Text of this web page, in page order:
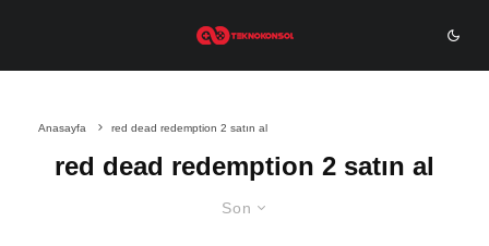
Anasayfa red dead redemption 2 satın al
red dead redemption 2 satın al
Son